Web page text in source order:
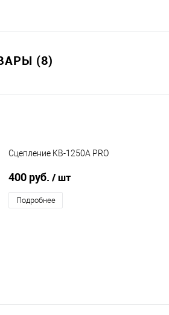
(8)
Сцепление KB-1250A PRO
400 руб. / шт
Подробнее